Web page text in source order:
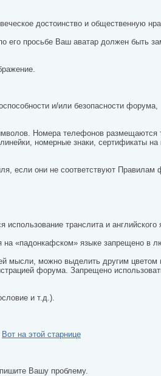
достоинство и общественную
его просьбе Ваш аватар должен быть
и/или безопасности форума,
Номера телефонов размещаются
номерные знаки, сертификаты на
если они не соответствуют Правилам
транслита и английского
«падонкафском» языке запрещено в
можно выделить другим
форума. Запрещено
и т.д.).
Вот на этой старнице
Вашу проблему.